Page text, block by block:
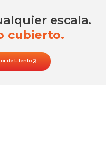
escala.
cubierto.
de talento